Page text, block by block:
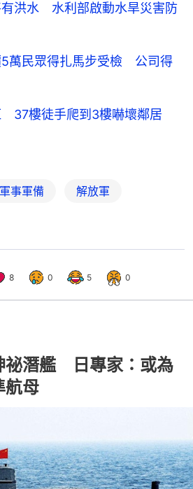
洪水 水利部啟動水旱災害防
5萬民眾得扎馬步受檢 公司得
37樓徒手爬到3樓嚇壞鄰居
事軍備 解放軍
8 0 5 0
祕潛艦 日專家：或為
航母